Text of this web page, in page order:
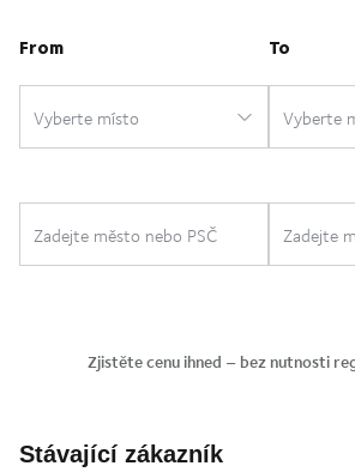
Stávající zákazník